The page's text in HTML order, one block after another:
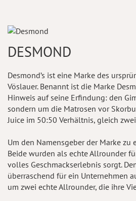
DESMOND
Desmond’s ist eine Marke des
Vöslauer. Benannt ist die Marke
Hinweis auf seine Erfindung: den
sondern um die Matrosen vor
Juice im 50:50 Verhältnis, gleich
Um den Namensgeber der Marke
Beide wurden als echte Allrounder
volles Geschmackserlebnis sorgt.
überraschend für ein Unternehmen
um zwei echte Allrounder, die ihre